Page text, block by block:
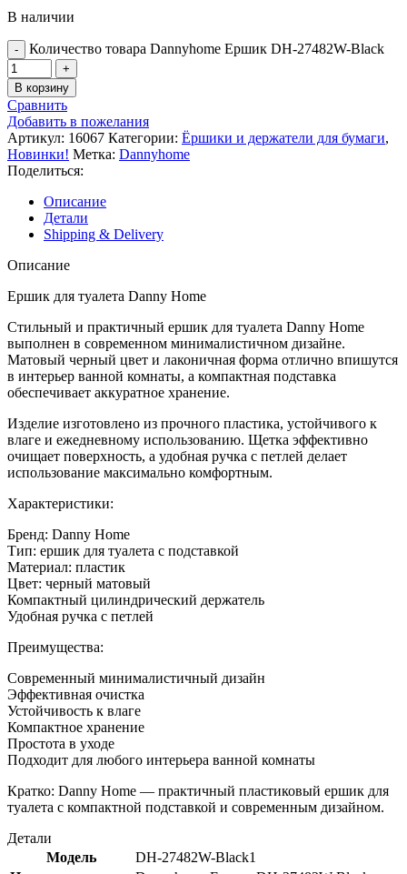
В наличии
Количество товара Dannyhome Ершик DH-27482W-Black
В корзину
Сравнить
Добавить в пожелания
Артикул: 16067 Категории: Ёршики и держатели для бумаги,
Новинки! Метка: Dannyhome
Поделиться:
Описание
Детали
Shipping & Delivery
Описание
Ершик для туалета Danny Home
Стильный и практичный ершик для туалета Danny Home
выполнен в современном минималистичном дизайне.
Матовый черный цвет и лаконичная форма отлично впишутся
в интерьер ванной комнаты, а компактная подставка
обеспечивает аккуратное хранение.
Изделие изготовлено из прочного пластика, устойчивого к
влаге и ежедневному использованию. Щетка эффективно
очищает поверхность, а удобная ручка с петлей делает
использование максимально комфортным.
Характеристики:
Бренд: Danny Home
Тип: ершик для туалета с подставкой
Материал: пластик
Цвет: черный матовый
Компактный цилиндрический держатель
Удобная ручка с петлей
Преимущества:
Современный минималистичный дизайн
Эффективная очистка
Устойчивость к влаге
Компактное хранение
Простота в уходе
Подходит для любого интерьера ванной комнаты
Кратко: Danny Home — практичный пластиковый ершик для
туалета с компактной подставкой и современным дизайном.
Детали
Модель
DH-27482W-Black1